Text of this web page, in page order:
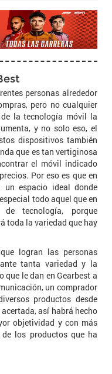
personas alrededor
pero no cualquier
la tecnología móvil la
y no solo eso, el
dispositivos también
que es tan vertiginosa
el móvil indicado
Por eso es que en
un espacio ideal donde
todo aquel que en
tecnología, porque
toda la variedad que hay
logran las personas
tanta variedad y la
que le dan en Gearbest a
un comprador
productos desde
así habrá hecho
objetividad y con más
los productos que ha